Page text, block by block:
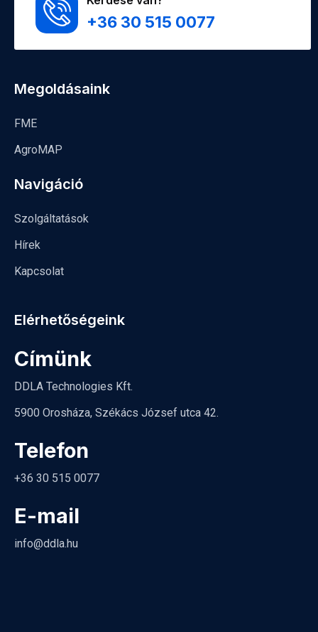
+36 30 515 0077
Megoldásaink
FME
AgroMAP
Navigáció
Szolgáltatások
Hírek
Kapcsolat
Elérhetőségeink
Címünk
DDLA Technologies Kft.
5900 Orosháza, Székács József utca 42.
Telefon
+36 30 515 0077
E-mail
info@ddla.hu